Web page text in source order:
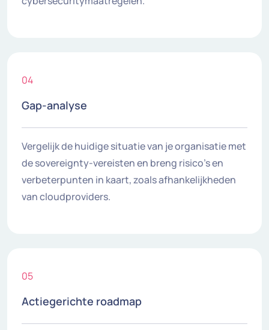
04
Gap-analyse
Vergelijk de huidige situatie van je organisatie met
de sovereignty-vereisten en breng risico’s en
verbeterpunten in kaart, zoals afhankelijkheden
van cloudproviders.
05
Actiegerichte roadmap